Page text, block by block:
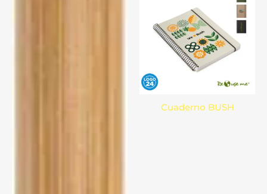
Cuaderno BUSH